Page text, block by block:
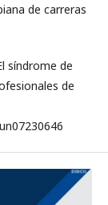
de carreras
síndrome de
de